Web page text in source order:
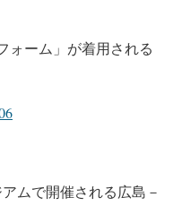
ォーム」が着用される
ムで開催される広島－